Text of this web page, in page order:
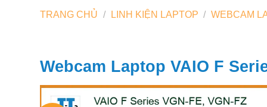
TRANG CHỦ / LINH KIỆN LAPTOP / WEBCAM
Webcam Laptop VAIO F